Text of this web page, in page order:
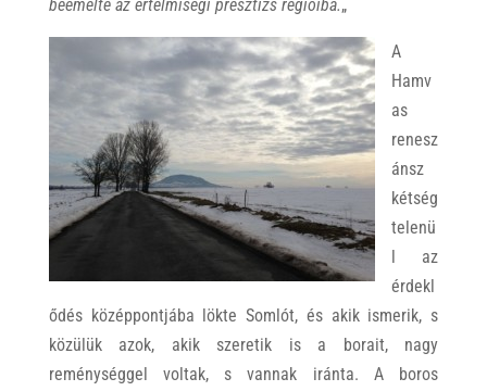
beemelte az értelmiségi presztízs régióiba.„
A
Hamv
as
renesz
ánsz
kétség
telenü
l az
érdekl
ődés középpontjába lökte Somlót, és akik ismerik, s
közülük azok, akik szeretik is a borait, nagy
reménységgel voltak, s vannak iránta. A boros